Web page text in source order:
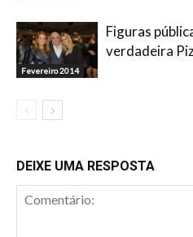
Fevereiro 2014
Figuras
verdadeira
DEIXE UMA RESPOSTA